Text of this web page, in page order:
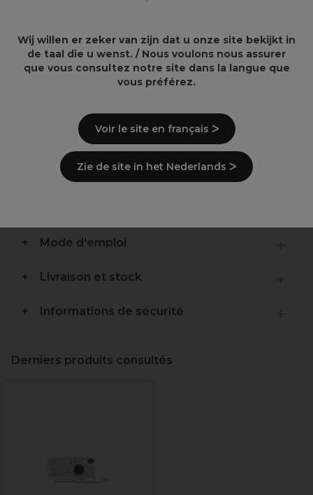
Usage professionnel
Lime électrique
20 000 T/mn
Ergonomique
Légèreté
Mode d'emploi
Livraison et stock
Informations de sécurité
Derniers produits consultés
Wij willen er zeker van zijn dat u onze site bekijkt in
de taal die u wenst. / Nous voulons nous assurer
que vous consultez notre site dans la langue que
vous préférez.
Voir le site en français ᐳ
Zie de site in het Nederlands ᐳ